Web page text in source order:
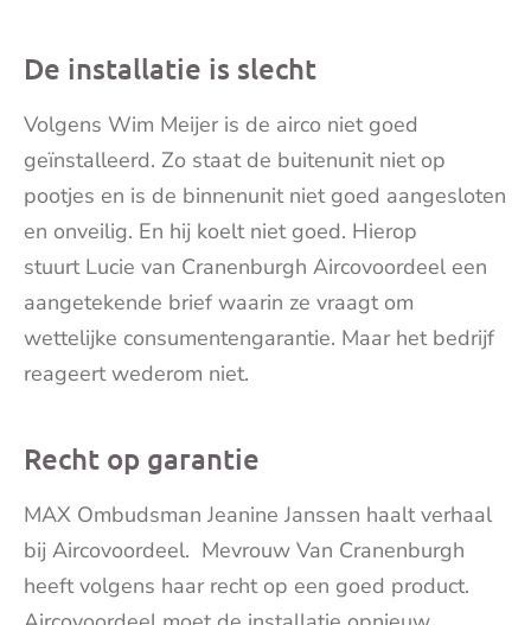
De installatie is slecht
Volgens Wim Meijer is de airco niet goed
geïnstalleerd. Zo staat de buitenunit niet op
pootjes en is de binnenunit niet goed aangesloten
en onveilig. En hij koelt niet goed. Hierop
stuurt Lucie van Cranenburgh Aircovoordeel een
aangetekende brief waarin ze vraagt om
wettelijke consumentengarantie. Maar het bedrijf
reageert wederom niet.
Recht op garantie
MAX Ombudsman Jeanine Janssen haalt verhaal
bij Aircovoordeel. ‌‌ Mevrouw Van Cranenburgh
heeft volgens haar recht op een goed product.